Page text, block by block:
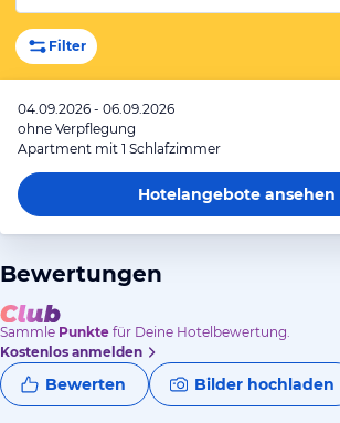
Filter
04.09.2026 - 06.09.2026
ohne Verpflegung
Apartment mit 1 Schlafzimmer
Hotelangeboteansehen
Bewertungen
Sammle Punkte für Deine Hotelbewertung.
Kostenlos anmelden
Bewerten Bilder hochladen